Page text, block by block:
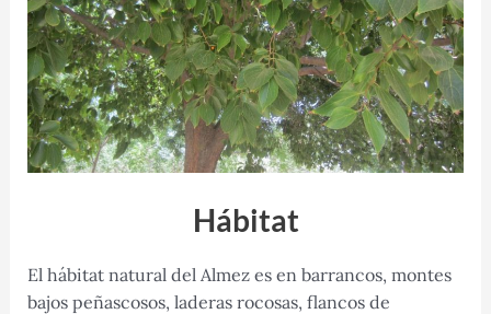
Hábitat
El hábitat natural del Almez es en barrancos, montes
bajos peñascosos, laderas rocosas, flancos de